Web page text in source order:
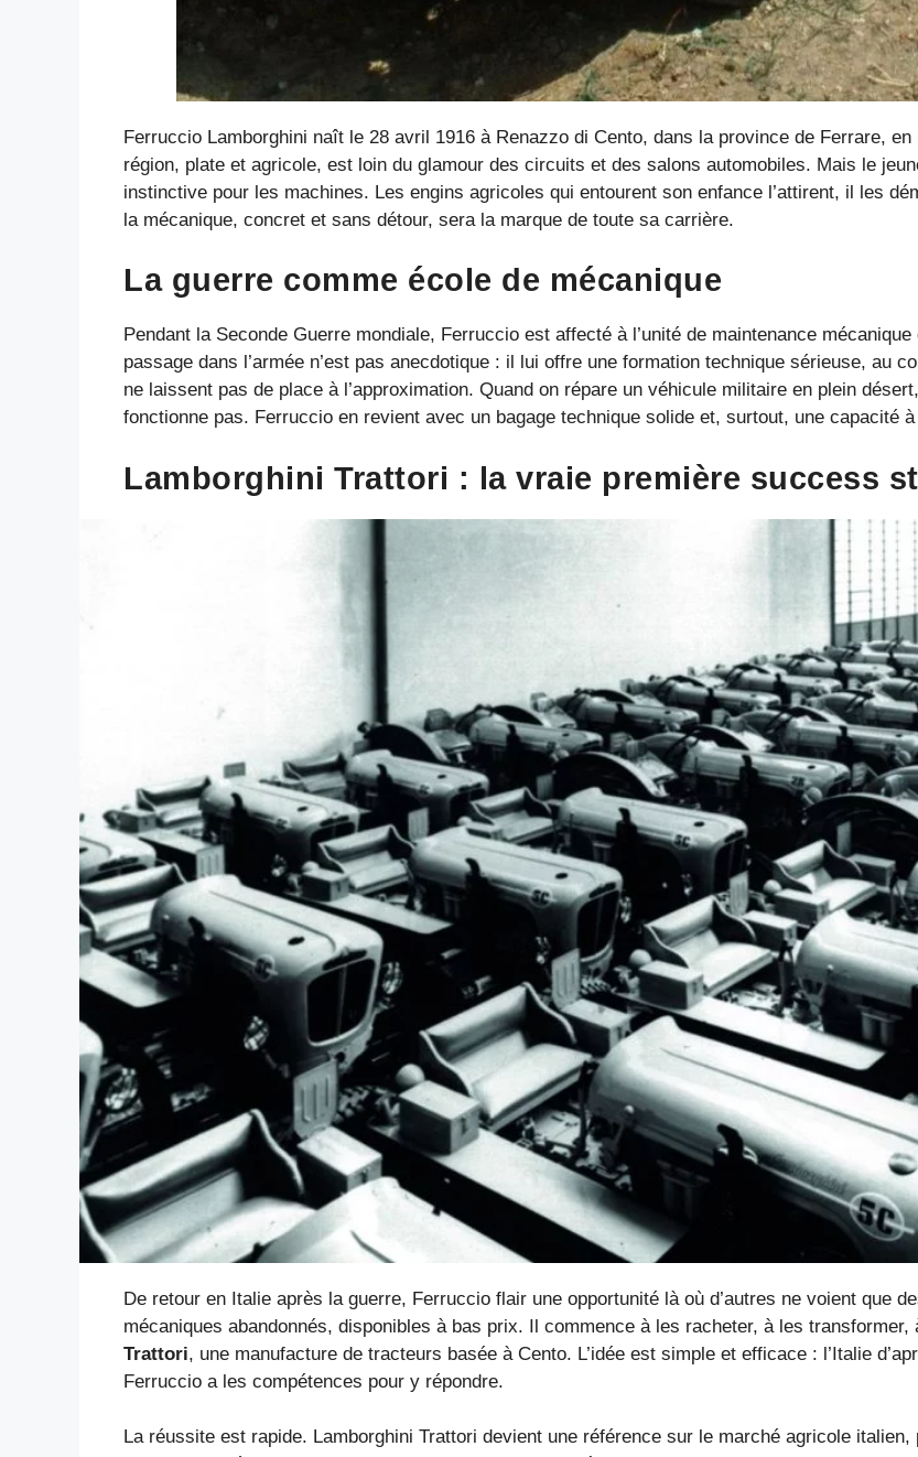
Ferruccio Lamborghini naît le 28 avril 1916 à Renazzo di Cento, dans la province de Ferrare,
région, plate et agricole, est loin du glamour des circuits et des salons automobiles. Mais le
instinctive pour les machines. Les engins agricoles qui entourent son enfance l’attirent, il les
la mécanique, concret et sans détour, sera la marque de toute sa carrière.
La guerre comme école de mécanique
Pendant la Seconde Guerre mondiale, Ferruccio est affecté à l’unité de maintenance
passage dans l’armée n’est pas anecdotique : il lui offre une formation technique sérieuse, au
ne laissent pas de place à l’approximation. Quand on répare un véhicule militaire en plein
fonctionne pas. Ferruccio en revient avec un bagage technique solide et, surtout, une capacité
Lamborghini Trattori : la vraie première success
De retour en Italie après la guerre, Ferruccio flair une opportunité là où d’autres ne voient que
mécaniques abandonnés, disponibles à bas prix. Il commence à les racheter, à les transformer,
Trattori, une manufacture de tracteurs basée à Cento. L’idée est simple et efficace : l’Italie
Ferruccio a les compétences pour y répondre.
La réussite est rapide. Lamborghini Trattori devient une référence sur le marché agricole